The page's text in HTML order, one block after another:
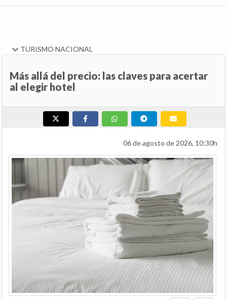
TURISMO NACIONAL
Más allá del precio: las claves para acertar
al elegir hotel
06 de agosto de 2026, 10:30h